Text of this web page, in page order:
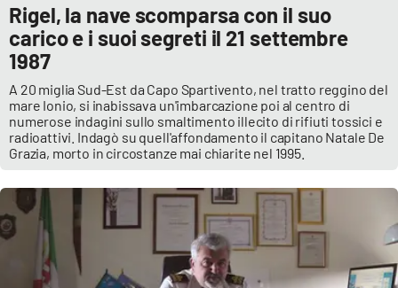
Rigel, la nave scomparsa con il suo
carico e i suoi segreti il 21 settembre
1987
A 20 miglia Sud-Est da Capo Spartivento, nel tratto reggino del
mare Ionio, si inabissava un'imbarcazione poi al centro di
numerose indagini sullo smaltimento illecito di rifiuti tossici e
radioattivi. Indagò su quell'affondamento il capitano Natale De
Grazia, morto in circostanze mai chiarite nel 1995.